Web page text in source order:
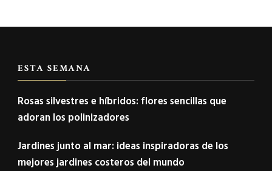
ESTA SEMANA
Rosas silvestres e híbridos: flores sencillas que
adoran los polinizadores
Jardines junto al mar: ideas inspiradoras de los
mejores jardines costeros del mundo